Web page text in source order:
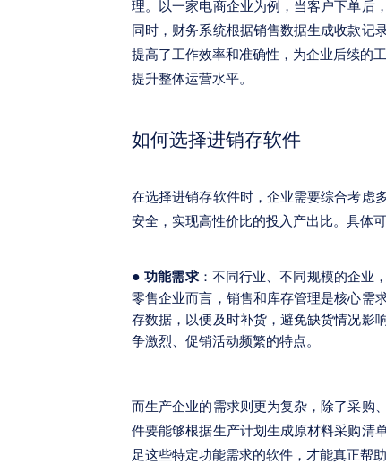
理。以一家电商企业为例，当客户下单后
同时，财务系统根据销售数据生成收款记
提高了工作效率和准确性，为企业后续的
提升整体运营水平。
如何选择进销存软件
在选择进销存软件时，企业需要综合考虑
安全，实现高性价比的投入产出比。具体
● 功能需求：不同行业、不同规模的企业
零售企业而言，销售和库存管理是核心需
存数据，以便及时补货，避免缺货情况影
争激烈、促销活动频繁的特点。
而生产企业的需求则更为复杂，除了采购
件要能够根据生产计划生成原材料采购清
足这些特定功能需求的软件，才能真正帮